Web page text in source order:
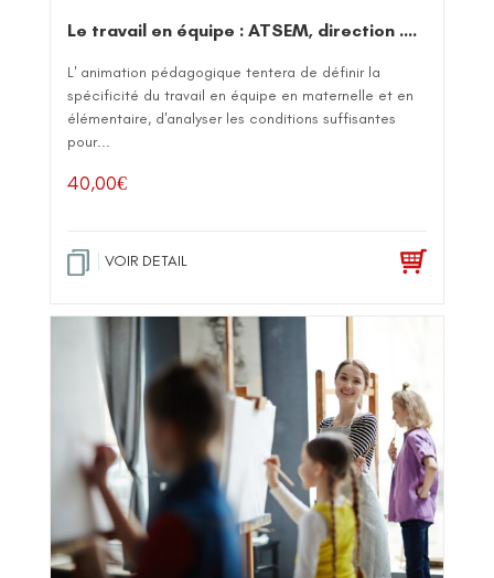
Le travail en équipe : ATSEM, direction ….
L' animation pédagogique tentera de définir la
spécificité du travail en équipe en maternelle et en
élémentaire, d'analyser les conditions suffisantes
pour...
40,00€
VOIR DETAIL